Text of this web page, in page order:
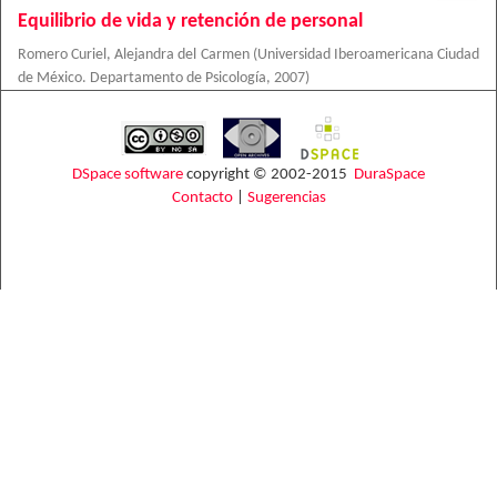
Equilibrio de vida y retención de personal
Romero Curiel, Alejandra del Carmen (Universidad Iberoamericana Ciudad
de México. Departamento de Psicología, 2007)
DSpace software copyright © 2002-2015 DuraSpace
Contacto| Sugerencias